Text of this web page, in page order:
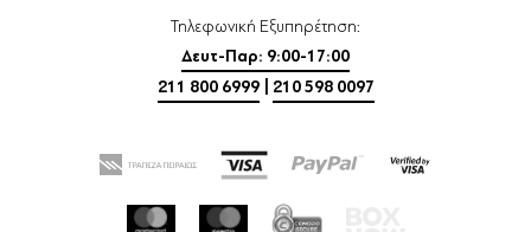
Τηλεφωνική Εξυπηρέτηση:
Δευτ-Παρ: 9:00-17:00
211 800 6999
210 598 0097